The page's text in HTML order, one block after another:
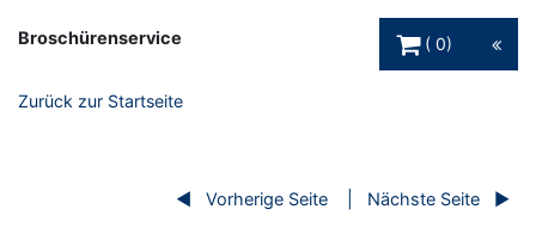
Broschürenservice
0
Zurück zur Startseite
Vorherige Seite Nächste Seite